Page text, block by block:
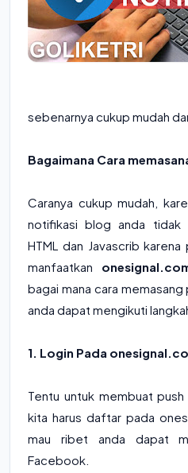
sebenarnya cukup mudah
Bagaimana Cara
Caranya cukup mudah,
notifikasi blog anda tidak
HTML dan Javascrib
manfaatkan
bagai mana cara
anda dapat mengikuti
1. Login Pada
Tentu untuk membuat
kita harus daftar pada
mau ribet anda dapat
Facebook.